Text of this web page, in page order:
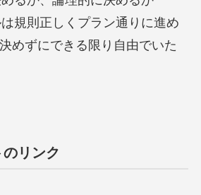
規則正しくプラン通りに進め
めずにできる限り自由でいた
リンク